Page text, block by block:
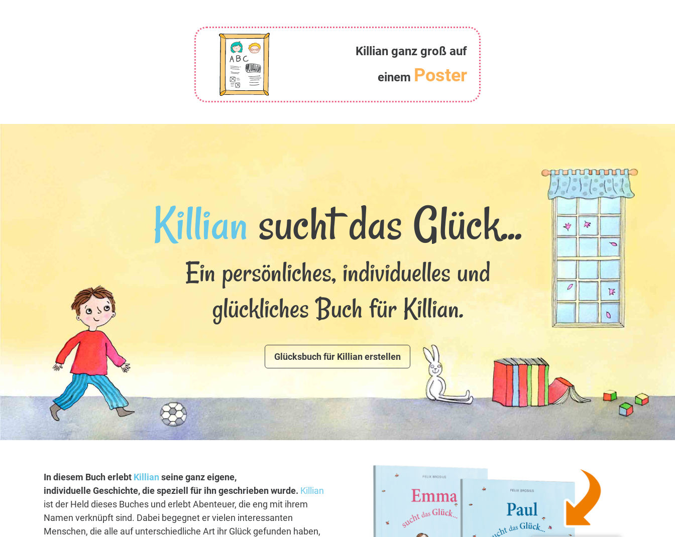
Killian ganz groß auf
einem Poster
Killian sucht das Glück...
Ein persönliches, individuelles und
glückliches Buch für Killian.
Glücksbuch für Killian erstellen
In diesem Buch erlebt Killian seine ganz eigene,
individuelle Geschichte, die speziell für ihn geschrieben wurde. Killian
ist der Held dieses Buches und erlebt Abenteuer, die eng mit ihrem
Namen verknüpft sind. Dabei begegnet er vielen interessanten
Menschen, die alle auf unterschiedliche Art ihr Glück gefunden haben,